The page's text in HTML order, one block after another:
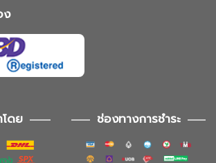
ง
ดย ช่องทางการชำระ